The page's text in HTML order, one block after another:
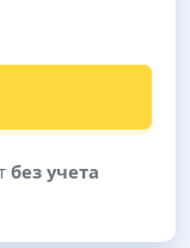
без учета